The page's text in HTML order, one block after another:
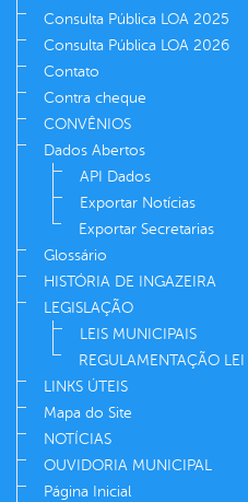
Consulta Pública LOA 2025
Consulta Pública LOA 2026
Contato
Contra cheque
CONVÊNIOS
Dados Abertos
API Dados
Exportar Notícias
Exportar Secretarias
Glossário
HISTÓRIA DE INGAZEIRA
LEGISLAÇÃO
LEIS MUNICIPAIS
REGULAMENTAÇÃO
LINKS ÚTEIS
Mapa do Site
NOTÍCIAS
OUVIDORIA MUNICIPAL
Página Inicial